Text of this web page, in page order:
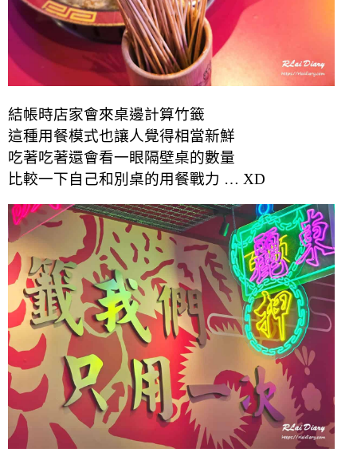
結帳時店家會來桌邊計算竹籤
這種用餐模式也讓人覺得相當新鮮
吃著吃著還會看一眼隔壁桌的數量
比較一下自己和別桌的用餐戰力 … XD